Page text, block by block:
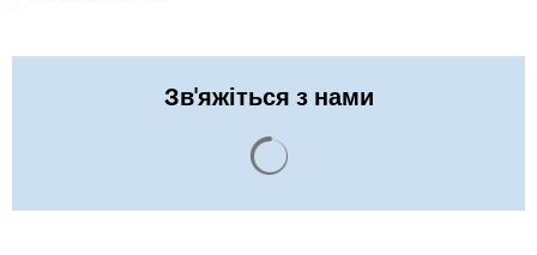
Зв'яжіться з нами